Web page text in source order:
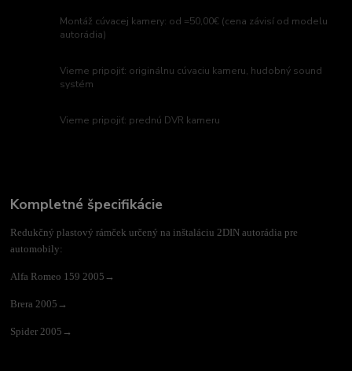
Montáž cúvacej kamery: od =50,00€ (cena závisí od modelu
autorádia)
Vieme pripojiť: originálnu cúvaciu kameru, hudobný sound
systém
Vieme pripojiť: prednú DVR kameru
Kompletné špecifikácie
Redukčný plastový rámček určený na inštaláciu 2DIN autorádia pre
automobily:
Alfa Romeo 159 2005→
Brera 2005→
Spider 2005→